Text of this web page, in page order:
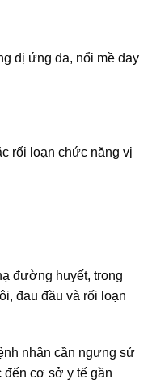
dị ứng da, nổi mề đay
rối loạn chức năng vị
đường huyết, trong
đau đầu và rối loạn
nhân cần ngưng sử
đến cơ sở y tế gần